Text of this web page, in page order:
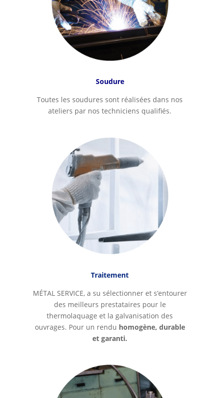
Soudure
Toutes les soudures sont réalisées dans nos
ateliers par nos techniciens qualifiés.
Traitement
MÉTAL SERVICE, a su sélectionner et s’entourer
des meilleurs prestataires pour le
thermolaquage et la galvanisation des
ouvrages. Pour un rendu homogène, durable
et garanti.